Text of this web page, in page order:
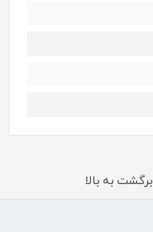
برگشت به بالا